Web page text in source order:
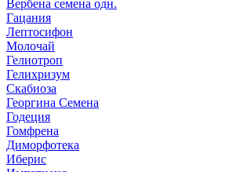
Вербена семена одн.
Гацания
Лептосифон
Молочай
Гелиотроп
Гелихризум
Скабиоза
Георгина Семена
Годеция
Гомфрена
Диморфотека
Иберис